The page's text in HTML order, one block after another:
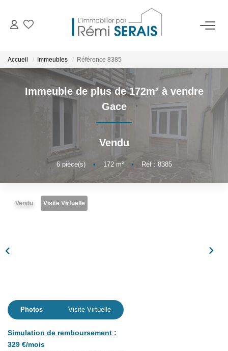
LOUER
VENDRE
BIENS VENDUS
ADMINISTRATION DE BIENS
Accueil Immeubles Référence 8385
Immeuble de plus de 172m² à vendre
Gace
Vendu
6pièce(s) • 172m² • Réf : 8385
Vendu Visite Virtuelle
Simulation de remboursement :
329 €/mois
Photos Visite Virtuelle